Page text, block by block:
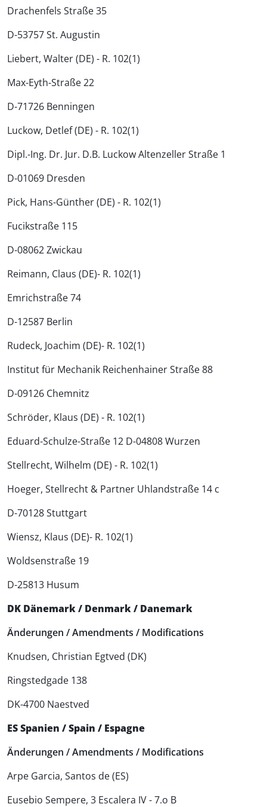
Drachenfels Straße 35
D-53757 St. Augustin
Liebert, Walter (DE) - R. 102(1)
Max-Eyth-Straße 22
D-71726 Benningen
Luckow, Detlef (DE) - R. 102(1)
Dipl.-Ing. Dr. Jur. D.B. Luckow Altenzeller Straße 1
D-01069 Dresden
Pick, Hans-Günther (DE) - R. 102(1)
Fucikstraße 115
D-08062 Zwickau
Reimann, Claus (DE)- R. 102(1)
Emrichstraße 74
D-12587 Berlin
Rudeck, Joachim (DE)- R. 102(1)
Institut für Mechanik Reichenhainer Straße 88
D-09126 Chemnitz
Schröder, Klaus (DE) - R. 102(1)
Eduard-Schulze-Straße 12 D-04808 Wurzen
Stellrecht, Wilhelm (DE) - R. 102(1)
Hoeger, Stellrecht & Partner Uhlandstraße 14 c
D-70128 Stuttgart
Wiensz, Klaus (DE)- R. 102(1)
Woldsenstraße 19
D-25813 Husum
DK Dänemark / Denmark / Danemark
Änderungen / Amendments / Modifications
Knudsen, Christian Egtved (DK)
Ringstedgade 138
DK-4700 Naestved
ES Spanien / Spain / Espagne
Änderungen / Amendments / Modifications
Arpe Garcia, Santos de (ES)
Eusebio Sempere, 3 Escalera IV - 7.o B